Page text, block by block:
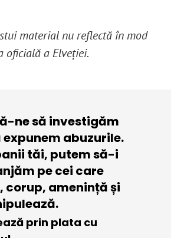
material nu reflectă în mod
oficială a Elveției.
ne să investigăm
expunem abuzurile.
tăi, putem să-i
pe cei care
corup, amenință și
prin plata cu